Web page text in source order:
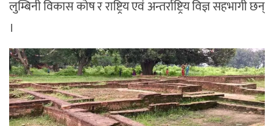
लुम्बिनी विकास कोष र राष्ट्रिय एवं अन्तर्राष्ट्रिय विज्ञ सहभागी छन्
।